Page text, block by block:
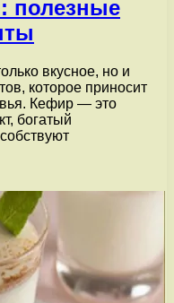
полезные
вкусное, но и
которое приносит
Кефир — это
богатый